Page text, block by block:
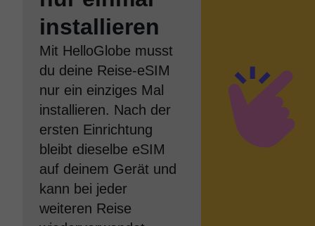
installieren
Mit HelloGlobe musst
du deine Reise-eSIM
nur ein einziges Mal
installieren. Nach der
ersten Einrichtung
bleibt dieselbe eSIM
auf deinem Gerät und
kann bei jeder
weiteren Reise